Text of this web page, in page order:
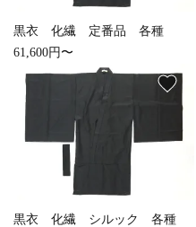
黒衣 化繊 定番品 各種
61,600円〜
黒衣 化繊 シルック 各種
favorite